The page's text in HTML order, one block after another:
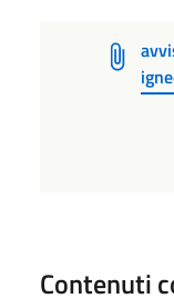
Contenuti